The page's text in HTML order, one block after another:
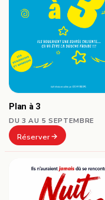
Plan à 3
DU 3 AU 5 SEPTEMBRE
Réserver